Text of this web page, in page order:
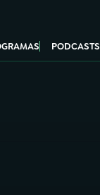
PODCASTS